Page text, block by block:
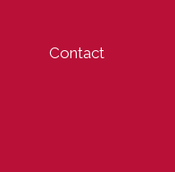
Contact